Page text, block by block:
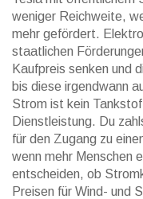
weniger Reichweite,
mehr gefördert.
staatlichen
Kaufpreis senken und
bis diese irgendwann
Strom ist kein
Dienstleistung. Du
für den Zugang zu
wenn mehr Menschen
entscheiden, ob
Preisen für Wind- und